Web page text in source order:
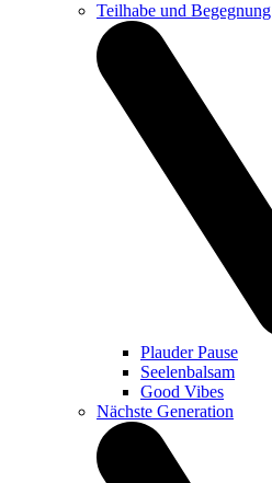
Teilhabe und Begegnung
Plauder Pause
Seelenbalsam
Good Vibes
Nächste Generation